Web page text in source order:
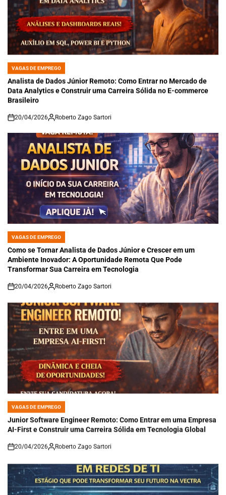
POSTED
IN
VAGAS DE EMPREGO
Analista de Dados Júnior Remoto: Como Entrar no Mercado de
Data Analytics e Construir uma Carreira Sólida no E-commerce
Brasileiro
on
20/04/2026 Roberto Zago Sartori
POSTED
IN
VAGAS DE EMPREGO
Como se Tornar Analista de Dados Júnior e Crescer em um
Ambiente Inovador: A Oportunidade Remota Que Pode
Transformar Sua Carreira em Tecnologia
on
20/04/2026 Roberto Zago Sartori
POSTED
IN
VAGAS DE EMPREGO
Junior Software Engineer Remoto: Como Entrar em uma Empresa
AI-First e Construir uma Carreira Sólida em Tecnologia Global
on
20/04/2026 Roberto Zago Sartori